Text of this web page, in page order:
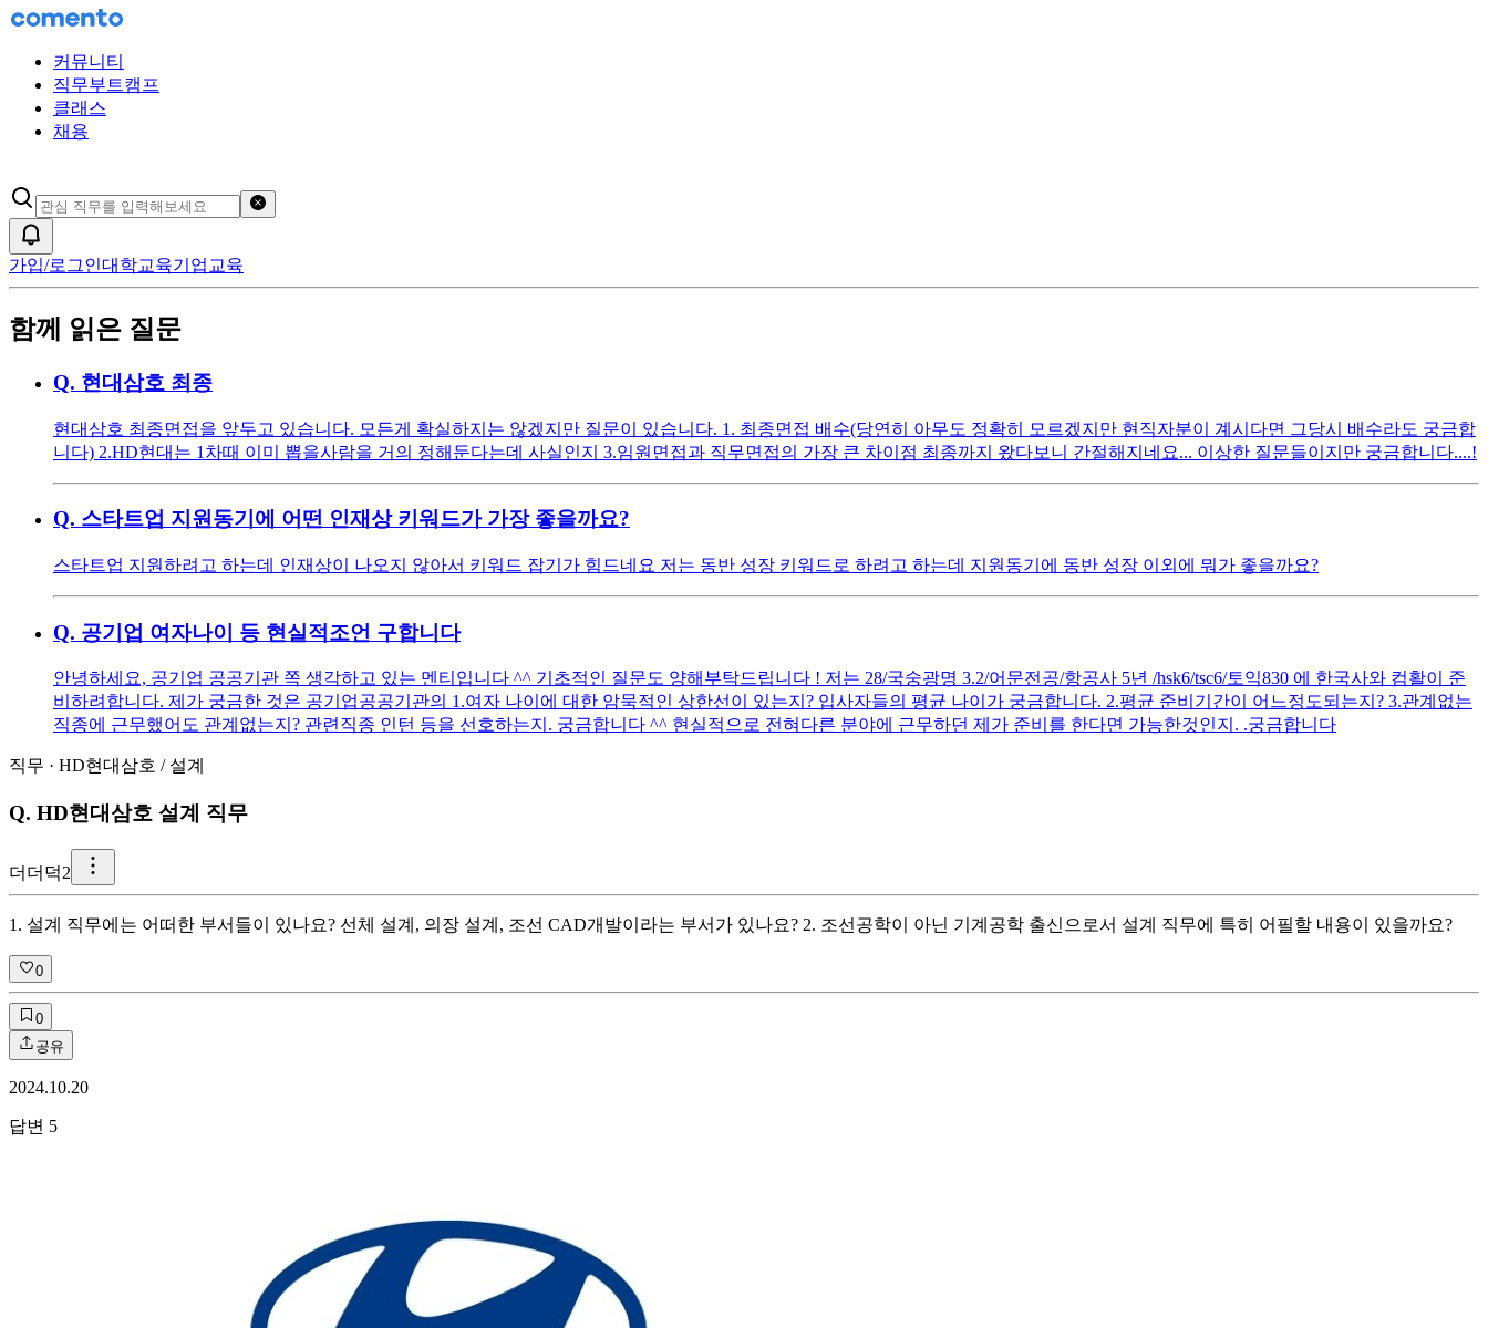
커뮤니티
직무부트캠프
클래스
채용
가입/로그인대학교육기업교육
함께 읽은 질문
Q. 현대삼호 최종
현대삼호 최종면접을 앞두고 있습니다. 모든게 확실하지는 않겠지만 질문이 있습니다. 1. 최종면접 배수(당연히 아무도 정확히 모르겠지만 현직자분이 계시다면 그당시 배수라도 궁금합
니다) 2.HD현대는 1차때 이미 뽑을사람을 거의 정해둔다는데 사실인지 3.임원면접과 직무면접의 가장 큰 차이점 최종까지 왔다보니 간절해지네요... 이상한 질문들이지만 궁금합니다....!
Q. 스타트업 지원동기에 어떤 인재상 키워드가 가장 좋을까요?
스타트업 지원하려고 하는데 인재상이 나오지 않아서 키워드 잡기가 힘드네요 저는 동반 성장 키워드로 하려고 하는데 지원동기에 동반 성장 이외에 뭐가 좋을까요?
Q. 공기업 여자나이 등 현실적조언 구합니다
안녕하세요, 공기업 공공기관 쪽 생각하고 있는 멘티입니다 ^^ 기초적인 질문도 양해부탁드립니다 ! 저는 28/국숭광명 3.2/어문전공/항공사 5년 /hsk6/tsc6/토익830 에 한국사와 컴활이 준
비하려합니다. 제가 궁금한 것은 공기업공공기관의 1.여자 나이에 대한 암묵적인 상한선이 있는지? 입사자들의 평균 나이가 궁금합니다. 2.평균 준비기간이 어느정도되는지? 3.관계없는
직종에 근무했어도 관계없는지? 관련직종 인턴 등을 선호하는지. 궁금합니다 ^^ 현실적으로 전혀다른 분야에 근무하던 제가 준비를 한다면 가능한것인지. .궁금합니다
직무 · HD현대삼호 / 설계
Q. HD현대삼호 설계 직무
더 더덕2
1. 설계 직무에는 어떠한 부서들이 있나요? 선체 설계, 의장 설계, 조선 CAD개발이라는 부서가 있나요? 2. 조선공학이 아닌 기계공학 출신으로서 설계 직무에 특히 어필할 내용이 있을까요?
0
0
공유
2024.10.20
답변 5